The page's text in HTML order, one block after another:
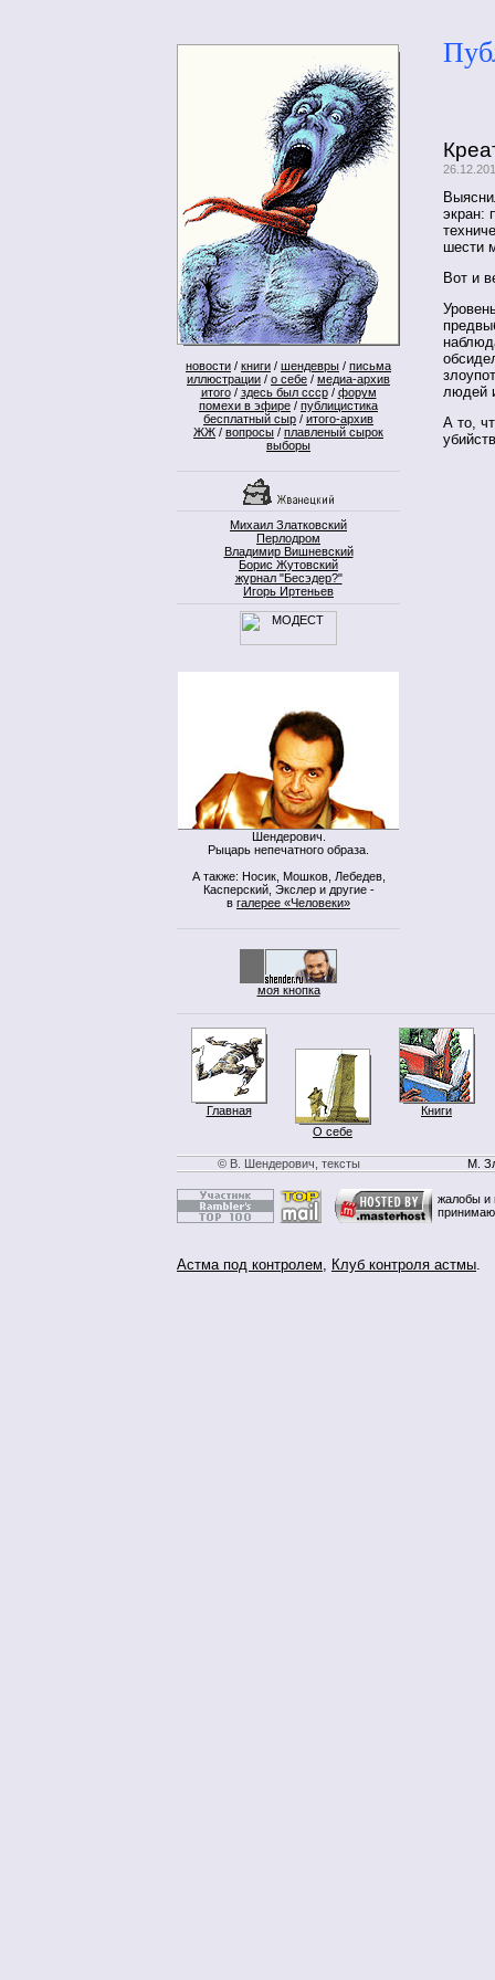
новости / книги / шендевры / письма
иллюстрации / о себе / медиа-архив
итого/ здесь был ссср/ форум
помехи в эфире / публицистика
бесплатный сыр / итого-архив
ЖЖ / вопросы / плавленый сырок
выборы
Михаил Златковский
Перлодром
Владимир Вишневский
Борис Жутовский
журнал "Бесэдер?"
Игорь Иртеньев
Шендерович.
Рыцарь непечатного образа.
А также: Носик, Мошков, Лебедев,
Касперский, Экслер и другие -
в галерее «Человеки»
моя кнопка
экран:
шести
Вот и
людей
А то,
Главная
О себе
Книги
© В. Шендерович, тексты М.
жалобы и
Астма под контролем, Клуб контроля астмы.